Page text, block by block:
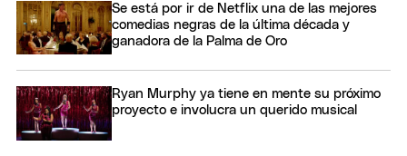
Se está por ir de Netflix una de las mejores
comedias negras de la última década y
ganadora de la Palma de Oro
Ryan Murphy ya tiene en mente su próximo
proyecto e involucra un querido musical